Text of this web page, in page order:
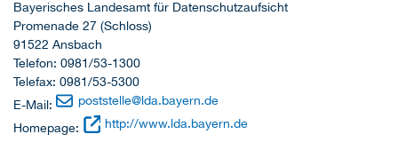
Bayerisches Landesamt für Datenschutzaufsicht
Promenade 27 (Schloss)
91522 Ansbach
Telefon: 0981/53-1300
Telefax: 0981/53-5300
E-Mail:
poststelle@lda.bayern.de
Homepage:
http://www.lda.bayern.de